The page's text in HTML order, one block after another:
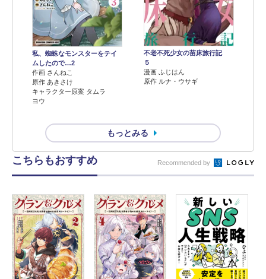
私、蜘蛛なモンスターをテイ
ムしたので…2
作画 さんねこ
原作 あきさけ
キャラクター原案 タムラ
ヨウ
不老不死少女の苗床旅行記
５
漫画 ふじはん
原作 ルナ・ウサギ
もっとみる
こちらもおすすめ Recommended by